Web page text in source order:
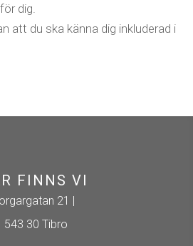
dig.
att du ska känna dig inkluderad i
FINNS VI
21 |
543 30 Tibro